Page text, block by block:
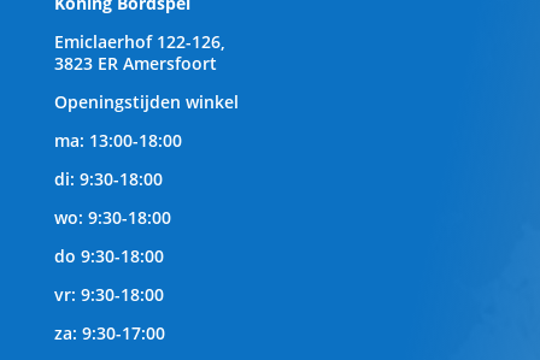
Emiclaerhof 122-126,
3823 ER Amersfoort
Openingstijden winkel
ma: 13:00-18:00
di: 9:30-18:00
wo: 9:30-18:00
do 9:30-18:00
vr: 9:30-18:00
za: 9:30-17:00